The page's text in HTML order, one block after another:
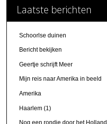
Laatste berichten
Schoorlse duinen
Bericht bekijken
Geertje schrijft Meer
Mijn reis naar Amerika in beeld
Amerika
Haarlem (1)
Nog een rondje door het